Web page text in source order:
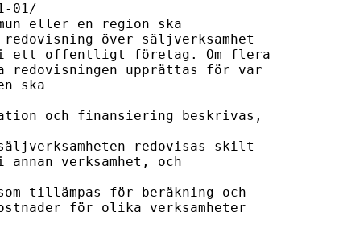
01/
eller en region ska
över säljverksamhet
i ett offentligt företag. Om flera
redovisningen upprättas för var
ska
och finansiering beskrivas,
redovisas skilt
verksamhet, och
tillämpas för beräkning och
för olika verksamheter